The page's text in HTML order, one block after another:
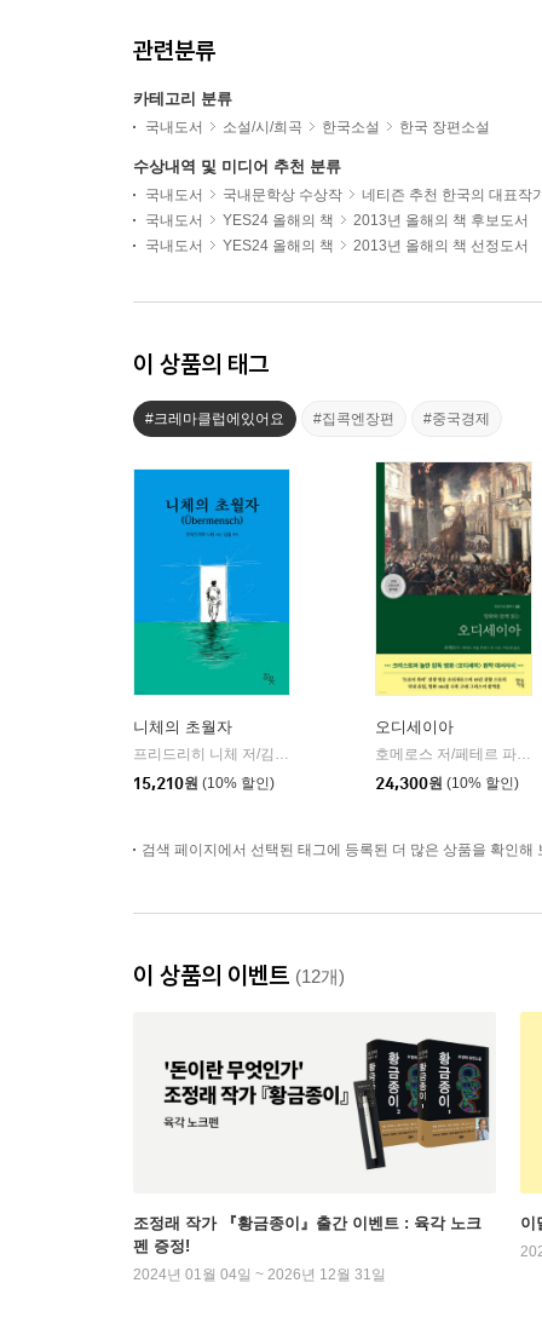
관련분류
카테고리 분류
국내도서 소설/시/희곡 한국소설 한국 장편소설
수상내역 및 미디어 추천 분류
국내도서 국내문학상 수상작
네티즌 추천 한국의 대표작
국내도서
YES24 올해의 책
2013년 올해의 책 후보도서
국내도서
YES24 올해의 책 2013년 올해의 책 선정도서
이 상품의 태그
#크레마클럽에있어요 #집콕엔장편 #중국경제
니체의 초월자
프리드리히 니체 저/김철 편역
15,210원 (10% 할인)
오디세이아
호메로스 저/페테르 파울 루벤스 그림/박문재 역
24,300원 (10% 할인)
검색 페이지에서 선택된 태그에 등록된 더 많은 상품을 확인해
이 상품의 이벤트 (12개)
조정래 작가 『황금종이』출간 이벤트 : 육각 노크
펜 증정!
2024년 01월 04일 ~ 2026년 12월 31일
이